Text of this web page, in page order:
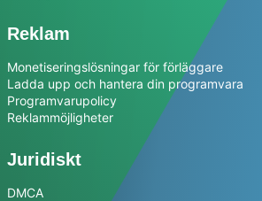
Reklam
Monetiseringslösningar för förläggare
Ladda upp och hantera din programvara
Programvarupolicy
Reklammöjligheter
Juridiskt
DMCA